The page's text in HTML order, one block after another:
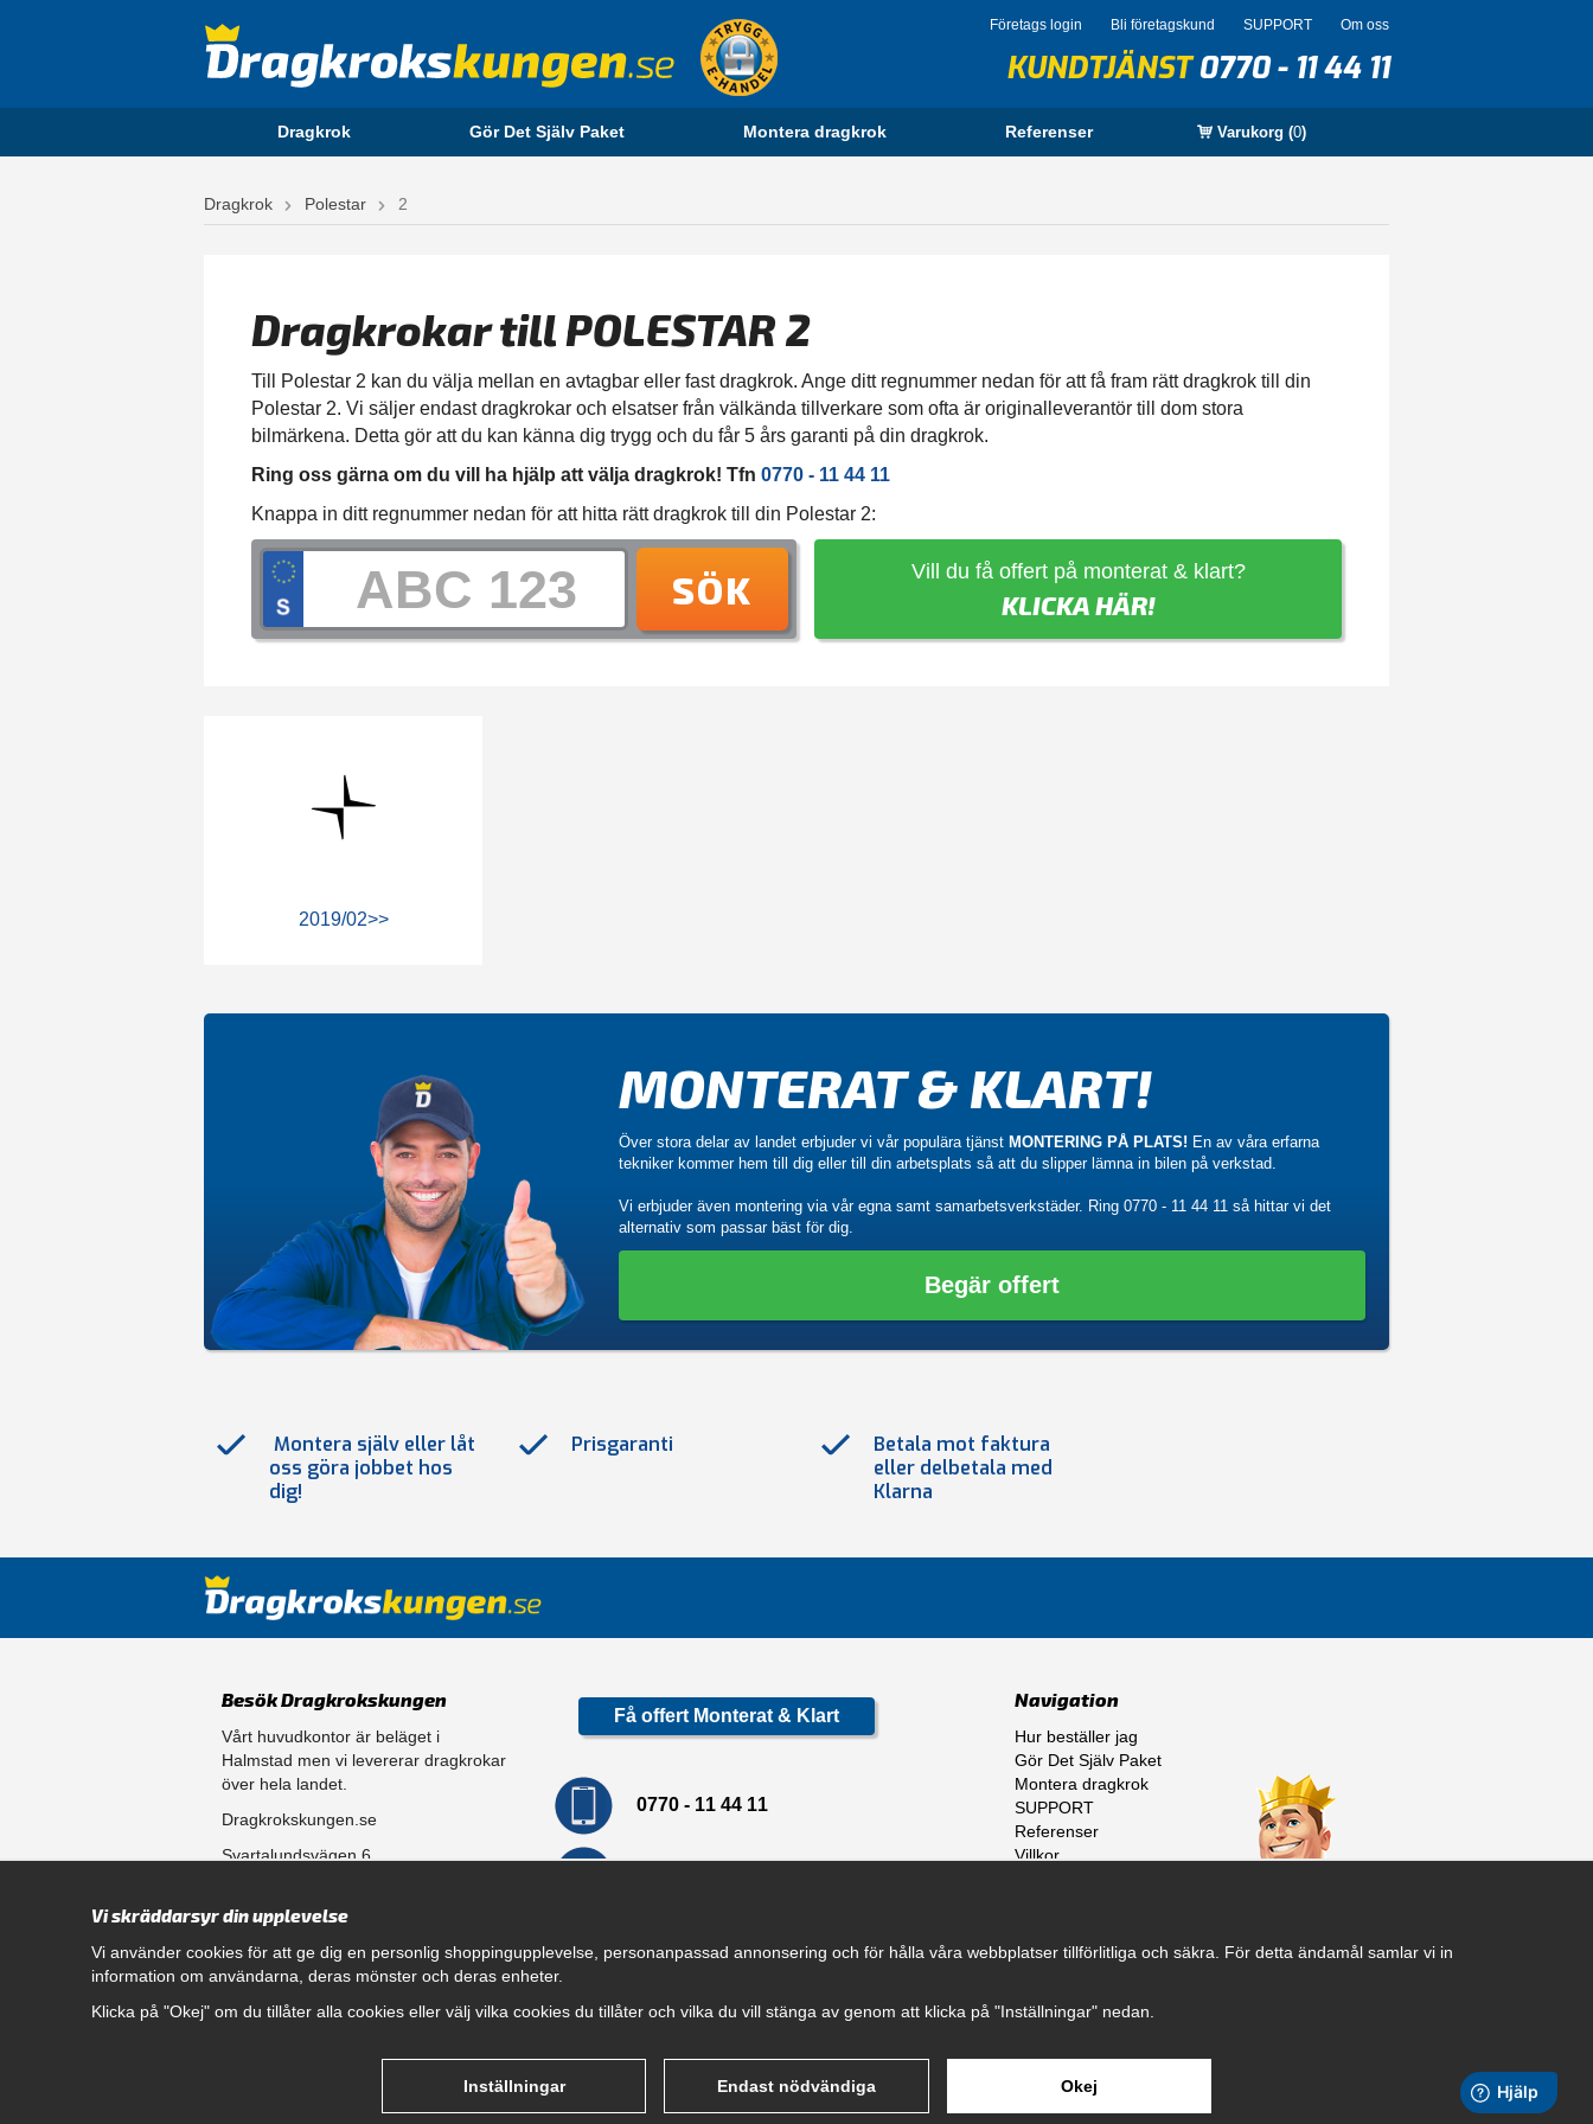
Företags login Bli företagskund SUPPORT Om oss
KUNDTJÄNST0770 - 11 44 11
Dragkrok Gör Det Själv Paket Montera dragkrok Referenser Varukorg (0)
Dragkrok Polestar 2
Dragkrokar till POLESTAR 2
Till Polestar 2 kan du välja mellan en avtagbar eller fast dragkrok. Ange ditt regnummer nedan för att få fram rätt dragkrok till din
Polestar 2. Vi säljer endast dragkrokar och elsatser från välkända tillverkare som ofta är originalleverantör till dom stora
bilmärkena. Detta gör att du kan känna dig trygg och du får 5 års garanti på din dragkrok.
Ring oss gärna om du vill ha hjälp att välja dragkrok! Tfn 0770 - 11 44 11
Knappa in ditt regnummer nedan för att hitta rätt dragkrok till din Polestar 2:
SÖK Vill du få offert på monterat & klart?
KLICKA HÄR!
2019/02>>
MONTERAT & KLART!
Över stora delar av landet erbjuder vi vår populära tjänst MONTERING PÅ PLATS! En av våra erfarna
tekniker kommer hem till dig eller till din arbetsplats så att du slipper lämna in bilen på verkstad.
Vi erbjuder även montering via vår egna samt samarbetsverkstäder. Ring 0770 - 11 44 11 så hittar vi det
alternativ som passar bäst för dig.
Begär offert
Montera själv eller låt
oss göra jobbet hos
dig!
Prisgaranti
Betala mot faktura
eller delbetala med
Klarna
Besök Dragkrokskungen
Vårt huvudkontor är beläget i
Halmstad men vi levererar dragkrokar
över hela landet.
Dragkrokskungen.se
Svartalundsvägen 6
556861-0256
Öppettider
Hitta rätt dragkrok till din bil
Få offert Monterat & Klart
0770 - 11 44 11
Navigation
Hur beställer jag
Gör Det Själv Paket
Montera dragkrok
SUPPORT
Referenser
Villkor
Vi skräddarsyr din upplevelse
Vi använder cookies för att ge dig en personlig shoppingupplevelse, personanpassad annonsering och för hålla våra webbplatser tillförlitliga och säkra. För detta ändamål samlar vi in
information om användarna, deras mönster och deras enheter.
Klicka på "Okej" om du tillåter alla cookies eller välj vilka cookies du tillåter och vilka du vill stänga av genom att klicka på "Inställningar" nedan.
Inställningar Endast nödvändiga Okej